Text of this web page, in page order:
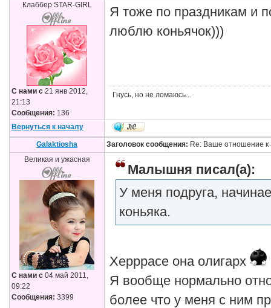
Клаббер STAR-GIRL
С нами с 21 янв 2012,
21:13
Сообщения: 136
Я тоже по праздникам и
люблю коньячок)))
Гнусь, но не ломаюсь...
Вернуться к началу
Galaktiosha Заголовок сообщения: Re: Ваше отношение к
Великая и ужасная
С нами с 04 май 2011,
09:22
Сообщения: 3399
Малышня писал(а):
У меня подруга,
коньяка.
Херррасе она олигарх
Я вообще нормально
более что у меня с ним